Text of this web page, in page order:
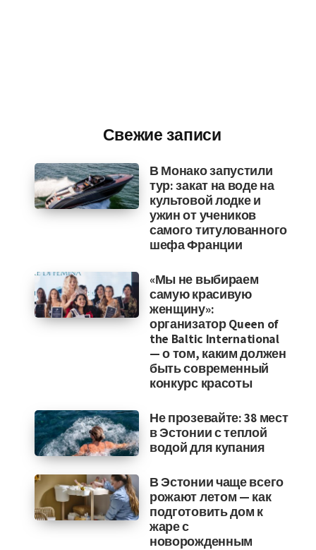
Свежие записи
В Монако запустили
тур: закат на воде на
культовой лодке и
ужин от учеников
самого титулованного
шефа Франции
«Мы не выбираем
самую красивую
женщину»:
организатор Queen of
the Baltic International
— о том, каким должен
быть современный
конкурс красоты
Не прозевайте: 38 мест
в Эстонии с теплой
водой для купания
В Эстонии чаще всего
рожают летом — как
подготовить дом к
жаре с
новорожденным